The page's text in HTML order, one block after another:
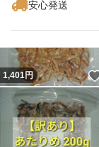
#ダイエット
#炊き込みご飯
#煮物
#おつまみ
#魚介乾製品
安心発送
1,401円